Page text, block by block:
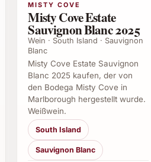
ist eine wunderbare Wahl
MISTY COVE
Misty Cove Estate
Sauvignon Blanc 2025
Wein · South Island · Sauvignon
Blanc
Misty Cove Estate Sauvignon
Blanc 2025 kaufen, der von
den Bodega Misty Cove in
Marlborough hergestellt wurde.
Weißwein.
South Island
Sauvignon Blanc